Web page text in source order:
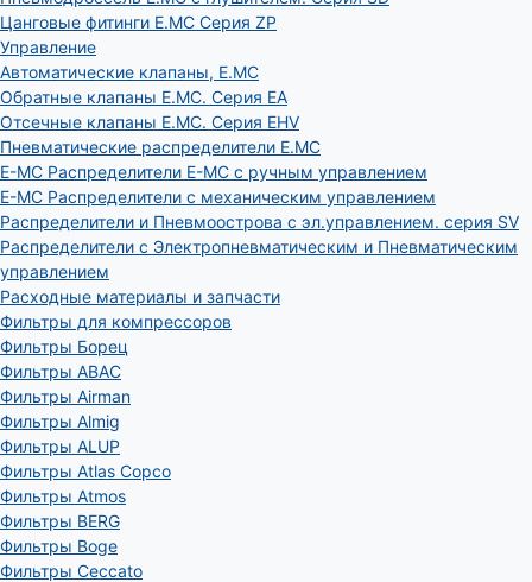
Цанговые фитинги E.MC Серия ZP
Управление
Автоматические клапаны, Е.МС
Обратные клапаны E.MC. Серия EA
Отсечные клапаны E.MC. Серия EHV
Пневматические распределители E.MC
E-MC Распределители E-MC с ручным управлением
E-MC Распределители с механическим управлением
Распределители и Пневмоострова с эл.управлением. серия SV
Распределители с Электропневматическим и Пневматическим
управлением
Расходные материалы и запчасти
Фильтры для компрессоров
Фильтры Борец
Фильтры ABAC
Фильтры Airman
Фильтры Almig
Фильтры ALUP
Фильтры Atlas Copco
Фильтры Atmos
Фильтры BERG
Фильтры Boge
Фильтры Ceccato